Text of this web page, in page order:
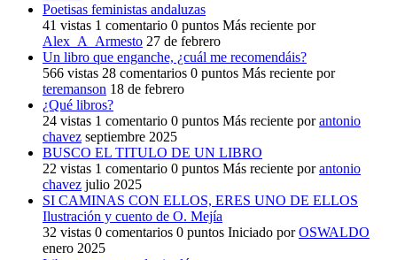
Poetisas feministas andaluzas
41 vistas 1 comentario 0 puntos Más reciente por
Alex_A_Armesto 27 de febrero
Un libro que enganche, ¿cuál me recomendáis?
566 vistas 28 comentarios 0 puntos Más reciente por
teremanson 18 de febrero
¿Qué libros?
24 vistas 1 comentario 0 puntos Más reciente porantonio
chavez septiembre 2025
BUSCO EL TITULO DE UN LIBRO
22 vistas 1 comentario 0 puntos Más reciente porantonio
chavez julio 2025
SI CAMINAS CON ELLOS, ERES UNO DE ELLOS
Ilustración y cuento de O. Mejía
32 vistas 0 comentarios 0 puntos Iniciado porOSWALDO
enero 2025